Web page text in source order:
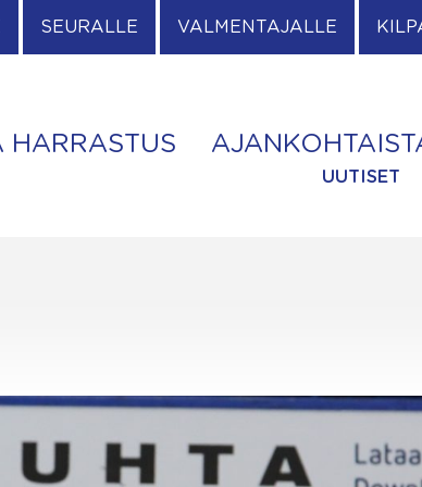
SEURALLE VALMENTAJALLE
HARRASTUS
UUTISET